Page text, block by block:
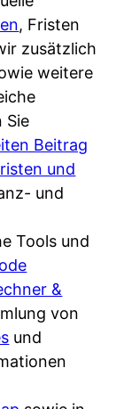
, Fristen
zusätzlich
weitere
Sie
Beitrag
und
und
Tools und
&
von
und